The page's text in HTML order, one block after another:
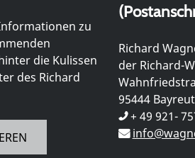
zu
die Kulissen
des Richard
Richard
der Richard-
95444
+ 49 921-